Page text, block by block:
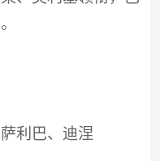
利巴、迪涅